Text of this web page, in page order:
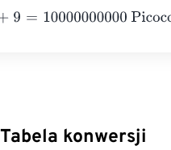
Picocoulombs
konwersji